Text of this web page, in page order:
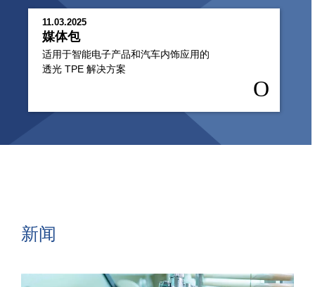
11.03.2025
媒体包
适用于智能电子产品和汽车内饰应用的
透光 TPE 解决方案
新闻